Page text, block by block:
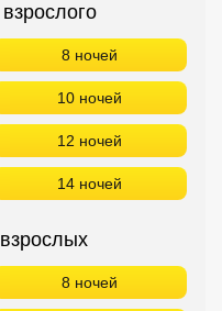
8 ночей
10 ночей
12 ночей
14 ночей
8 ночей